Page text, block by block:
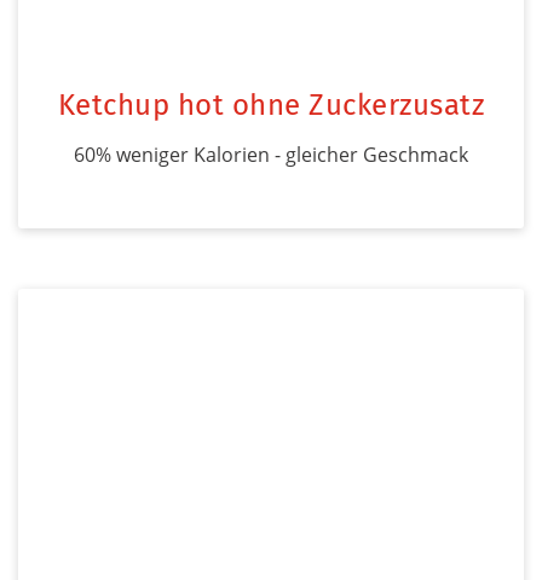
Ketchup hot ohne Zuckerzusatz
60% weniger Kalorien - gleicher Geschmack